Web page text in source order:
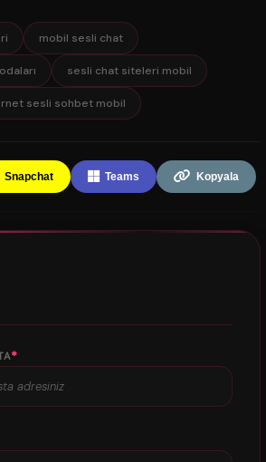
mobil sesli chat
sesli chat siteleri mobil
sesli sohbet mobil
Snapchat Teams Kopyala
*